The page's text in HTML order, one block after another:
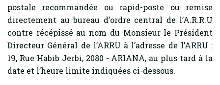
postale recommandée ou rapid-poste ou remise
directement au bureau d’ordre central de l’A.R.R.U
contre récépissé au nom du Monsieur le Président
Directeur Général de l’ARRU à l’adresse de l’ARRU :
19, Rue Habib Jerbi, 2080 - ARIANA, au plus tard à la
date et l’heure limite indiquées ci-dessous.